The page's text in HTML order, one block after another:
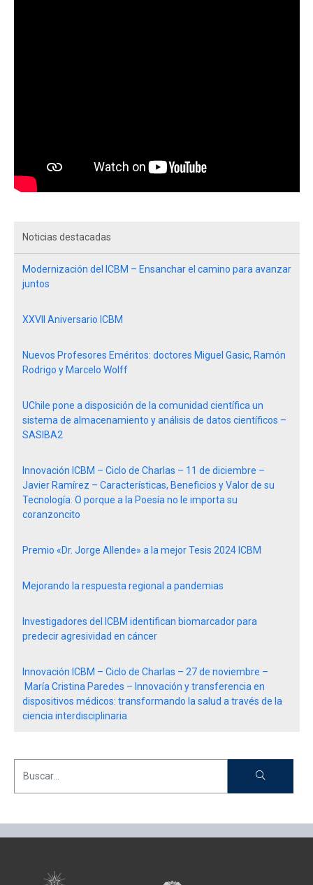
Noticias destacadas
Modernización del ICBM – Ensanchar el camino para avanzar
juntos
XXVII Aniversario ICBM
Nuevos Profesores Eméritos: doctores Miguel Gasic, Ramón
Rodrigo y Marcelo Wolff
UChile pone a disposición de la comunidad científica un
sistema de almacenamiento y análisis de datos científicos –
SASIBA2
Innovación ICBM – Ciclo de Charlas – 11 de diciembre –
Javier Ramírez – Características, Beneficios y Valor de su
Tecnología. O porque a la Poesía no le importa su
coranzoncito
Premio «Dr. Jorge Allende» a la mejor Tesis 2024 ICBM
Mejorando la respuesta regional a pandemias
Investigadores del ICBM identifican biomarcador para
predecir agresividad en cáncer
Innovación ICBM – Ciclo de Charlas – 27 de noviembre –
María Cristina Paredes – Innovación y transferencia en
dispositivos médicos: transformando la salud a través de la
ciencia interdisciplinaria